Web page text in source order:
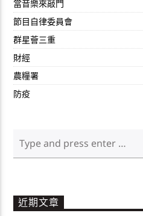
當音樂來敲門
節目自律委員會
群星薈三重
財經
農糧署
防疫
近期文章